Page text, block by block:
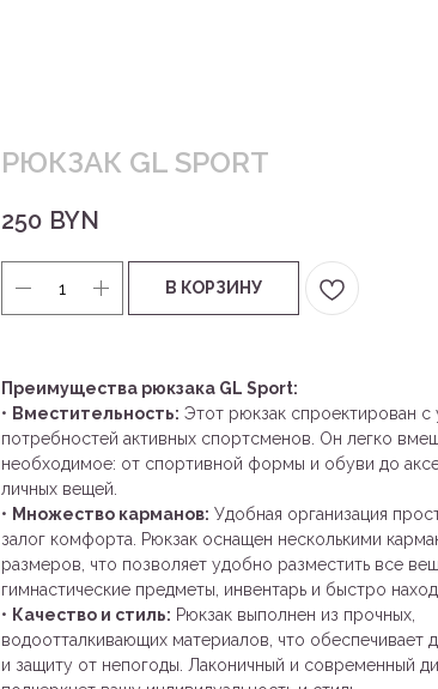
РЮКЗАК GL SPORT
250 BYN
В КОРЗИНУ
Преимущества рюкзака GL Sport:
• Вместительность: Этот рюкзак спроектирован с
потребностей активных спортсменов. Он легко
необходимое: от спортивной формы и обуви до
личных вещей.
• Множество карманов: Удобная организация
залог комфорта. Рюкзак оснащен несколькими
размеров, что позволяет удобно разместить все
гимнастические предметы, инвентарь и быстро
• Качество и стиль: Рюкзак выполнен из прочных,
водоотталкивающих материалов, что обеспечивает
и защиту от непогоды. Лаконичный и современный